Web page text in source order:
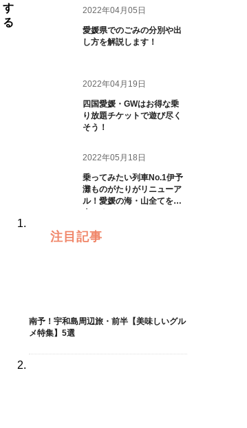
2022年04月05日
愛媛県でのごみの分別や出
し方を解説します！
2022年04月19日
四国愛媛・GWはお得な乗
り放題チケットで遊び尽く
そう！
2022年05月18日
乗ってみたい列車No.1伊予
灘ものがたりがリニューア
ル！愛媛の海・山全てを一
注目記事
南予！宇和島周辺旅・前半【美味しいグル
メ特集】5選
す
る